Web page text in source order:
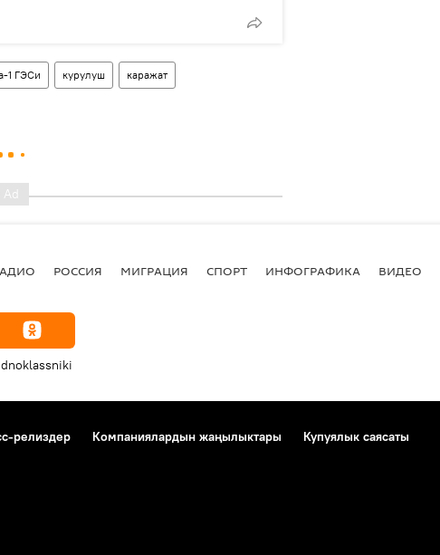
1 ГЭСи курулуш каражат
РОССИЯ МИГРАЦИЯ СПОРТ ИНФОГРАФИКА ВИДЕО
релиздер Компаниялардын жаңылыктары
Купуялык саясаты